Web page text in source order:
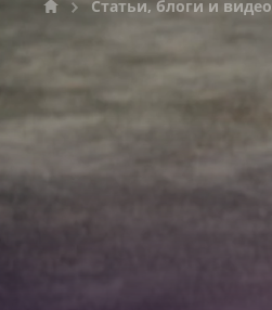
Статьи, блоги и видео